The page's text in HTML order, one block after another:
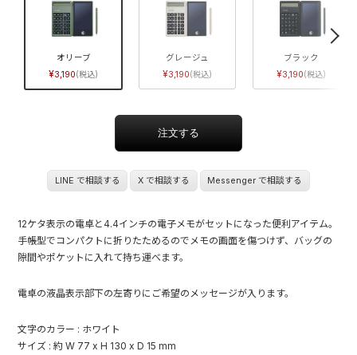
オリーブ
3,190
グレージュ
3,190
ブラック
3,190
LINE で相談する X で相談する Messenger で相談する
12ケタ表示の電卓と4.4インチの電子メモがセットになった便利アイテム。
手帳型でコンパクトに折りたためるのでメモの画面を傷つけず、バッグの
隙間やポケットに入れて持ち運べます。
電卓の液晶表示部下の左寄りにご希望のメッセージが入ります。
文字のカラー : ホワイト
サイズ : 約 W 77 x H 130 x D 15 mm